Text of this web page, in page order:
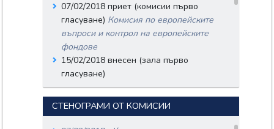
07/02/2018 приет (комисии първо
гласуване) Комисия по европейските
въпроси и контрол на европейските
фондове
15/02/2018 внесен (зала първо
гласуване)
15/02/2018 приет (зала първо
гласуване)
28/02/2018 внесен (комисии второ
СТЕНОГРАМИ ОТ КОМИСИИ